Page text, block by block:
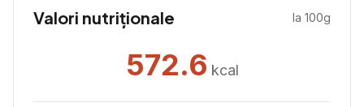
Valori nutriționale la 100g
572.6 kcal